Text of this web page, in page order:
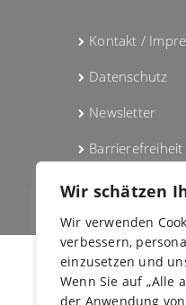
Wir schätzen
Wir verwenden
verbessern,
einzusetzen und
Wenn Sie auf „Alle
der Anwendung
Kontakt /
Datenschutz
Newsletter
Barrierefreiheit